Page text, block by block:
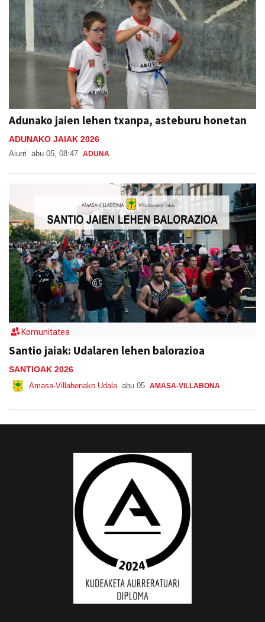
Adunako jaien lehen txanpa, asteburu honetan
ADUNAKO JAIAK 2026
Aiurri abu 05, 08:47 ADUNA
Komunitatea
Santio jaiak: Udalaren lehen balorazioa
SANTIOAK 2026
Amasa-Villabonako Udala abu 05 AMASA-VILLABONA